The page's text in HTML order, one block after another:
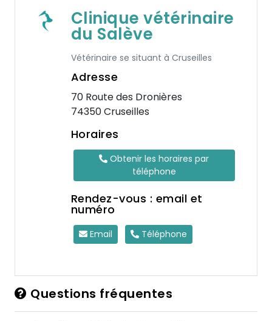
Clinique vétérinaire
du Salève
Vétérinaire se situant à Cruseilles
Adresse
70 Route des Dronières
74350 Cruseilles
Horaires
Obtenir les horaires par
téléphone
Rendez-vous : email et
numéro
Email Téléphone
Questions fréquentes